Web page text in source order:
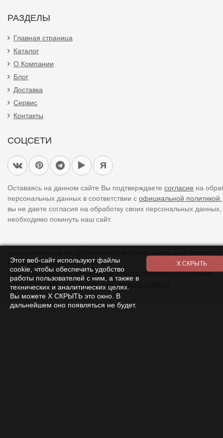
РАЗДЕЛЫ
Главная страница
Каталог
О Компании
Блог
Доставка
Сервис
Контакты
СОЦСЕТИ
Я
Оставаясь на данном сайте Вы подтверждаете согласие на
персональных данных в соответствии с официальной политикой.
вы не даете согласия на обработку своих персональных
необходимо покинуть наш сайт.
публичной офертой (ст. 437 ГК).
При использованииматериаловс сайта обязательно указание
прямой ссылки на источник.
Список всех товаров
Этот веб-сайт используют файлы
cookie, чтобы обеспечить удобство
работы пользователей с ним, а также в
технических и аналитических целях.
Вы можете Х СКРЫТЬ это окно. В
дальнейшем оно появляться не будет.